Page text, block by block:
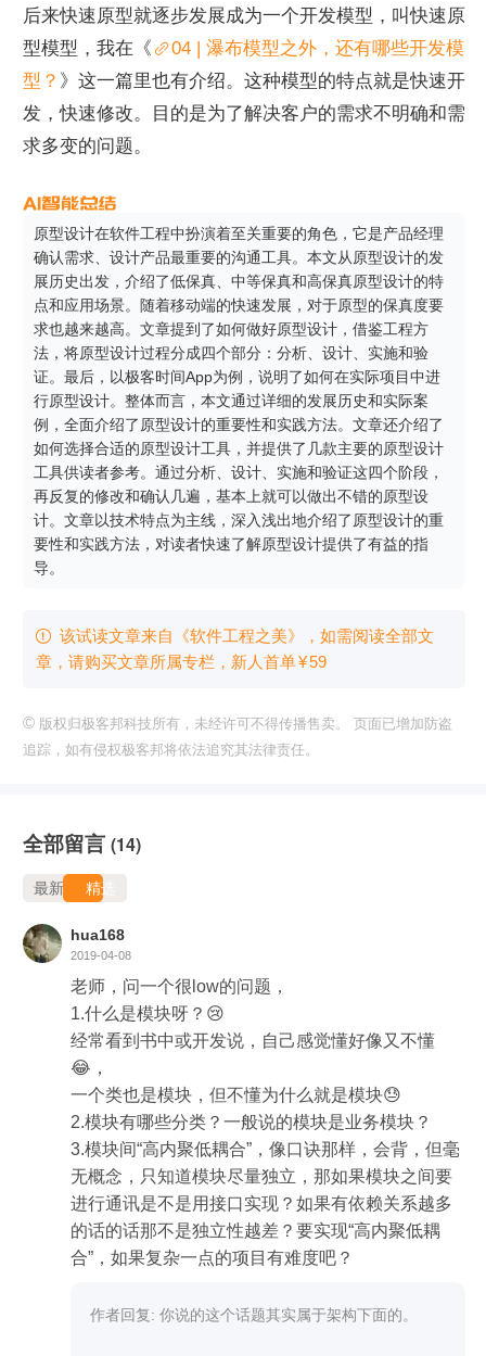
后来快速原型就逐步发展成为一个开发模型，叫快速原
型模型，我在《
04 | 瀑布模型之外，还有哪些开发模
型？ 》这一篇里也有介绍。这种模型的特点就是快速开
发，快速修改。目的是为了解决客户的需求不明确和需
求多变的问题。
原型设计在软件工程中扮演着至关重要的角色，它是产品经理
确认需求、设计产品最重要的沟通工具。本文从原型设计的发
展历史出发，介绍了低保真、中等保真和高保真原型设计的特
点和应用场景。随着移动端的快速发展，对于原型的保真度要
求也越来越高。文章提到了如何做好原型设计，借鉴工程方
法，将原型设计过程分成四个部分：分析、设计、实施和验
证。最后，以极客时间App为例，说明了如何在实际项目中进
行原型设计。整体而言，本文通过详细的发展历史和实际案
例，全面介绍了原型设计的重要性和实践方法。文章还介绍了
如何选择合适的原型设计工具，并提供了几款主要的原型设计
工具供读者参考。通过分析、设计、实施和验证这四个阶段，
再反复的修改和确认几遍，基本上就可以做出不错的原型设
计。文章以技术特点为主线，深入浅出地介绍了原型设计的重
要性和实践方法，对读者快速了解原型设计提供了有益的指
导。
 该试读文章来自《软件工程之美》，如需阅读全部文
章，请购买文章所属专栏 ，新⼈⾸单¥59
© 版权归极客邦科技所有，未经许可不得传播售卖。 页面已增加防盗
追踪，如有侵权极客邦将依法追究其法律责任。
全部留言 (14)
最新 精选
hua168
2019-04-08
老师，问一个很low的问题，
1.什么是模块呀？😢
经常看到书中或开发说，自己感觉懂好像又不懂
😂，
一个类也是模块，但不懂为什么就是模块😓
2.模块有哪些分类？一般说的模块是业务模块？
3.模块间“高内聚低耦合”，像口诀那样，会背，但毫
无概念，只知道模块尽量独立，那如果模块之间要
进行通讯是不是用接口实现？如果有依赖关系越多
的话的话那不是独立性越差？要实现“高内聚低耦
作者回复: 你说的这个话题其实属于架构下面的。